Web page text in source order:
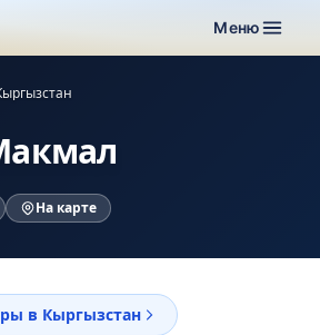
Меню
На карте
в Кыргызстан